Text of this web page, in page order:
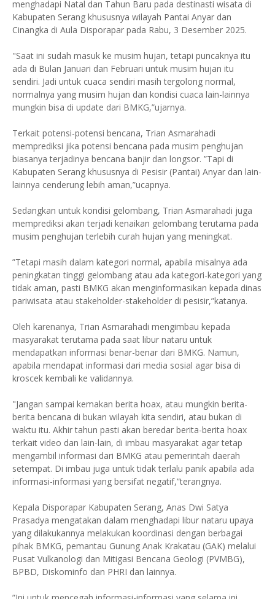
menghadapi Natal dan Tahun Baru pada destinasti wisata di
Kabupaten Serang khususnya wilayah Pantai Anyar dan
Cinangka di Aula Disporapar pada Rabu, 3 Desember 2025.
"Saat ini sudah masuk ke musim hujan, tetapi puncaknya itu
ada di Bulan Januari dan Februari untuk musim hujan itu
sendiri. Jadi untuk cuaca sendiri masih tergolong normal,
normalnya yang musim hujan dan kondisi cuaca lain-lainnya
mungkin bisa di update dari BMKG,”ujarnya.
Terkait potensi-potensi bencana, Trian Asmarahadi
memprediksi jika potensi bencana pada musim penghujan
biasanya terjadinya bencana banjir dan longsor. ”Tapi di
Kabupaten Serang khususnya di Pesisir (Pantai) Anyar dan lain-
lainnya cenderung lebih aman,”ucapnya.
Sedangkan untuk kondisi gelombang, Trian Asmarahadi juga
memprediksi akan terjadi kenaikan gelombang terutama pada
musim penghujan terlebih curah hujan yang meningkat.
”Tetapi masih dalam kategori normal, apabila misalnya ada
peningkatan tinggi gelombang atau ada kategori-kategori yang
tidak aman, pasti BMKG akan menginformasikan kepada dinas
pariwisata atau stakeholder-stakeholder di pesisir,”katanya.
Oleh karenanya, Trian Asmarahadi mengimbau kepada
masyarakat terutama pada saat libur nataru untuk
mendapatkan informasi benar-benar dari BMKG. Namun,
apabila mendapat informasi dari media sosial agar bisa di
kroscek kembali ke validannya.
"Jangan sampai kemakan berita hoax, atau mungkin berita-
berita bencana di bukan wilayah kita sendiri, atau bukan di
waktu itu. Akhir tahun pasti akan beredar berita-berita hoax
terkait video dan lain-lain, di imbau masyarakat agar tetap
mengambil informasi dari BMKG atau pemerintah daerah
setempat. Di imbau juga untuk tidak terlalu panik apabila ada
informasi-informasi yang bersifat negatif,”terangnya.
Kepala Disporapar Kabupaten Serang, Anas Dwi Satya
Prasadya mengatakan dalam menghadapi libur nataru upaya
yang dilakukannya melakukan koordinasi dengan berbagai
pihak BMKG, pemantau Gunung Anak Krakatau (GAK) melalui
Pusat Vulkanologi dan Mitigasi Bencana Geologi (PVMBG),
BPBD, Diskominfo dan PHRI dan lainnya.